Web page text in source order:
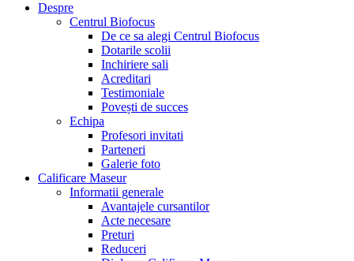
Despre
Centrul Biofocus
De ce sa alegi Centrul Biofocus
Dotarile scolii
Inchiriere sali
Acreditari
Testimoniale
Povești de succes
Echipa
Profesori invitati
Parteneri
Galerie foto
Calificare Maseur
Informatii generale
Avantajele cursantilor
Acte necesare
Preturi
Reduceri